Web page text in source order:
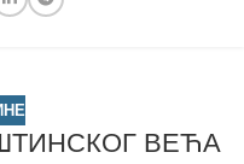
ВЕЋА